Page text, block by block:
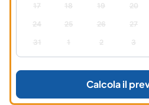
17 18 19 20
24 25 26 27
31 1 2 3
Calcola il